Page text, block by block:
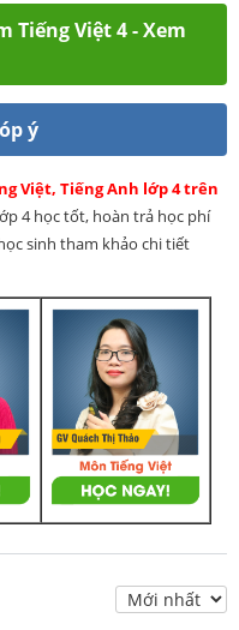
Tiếng Việt 4 - Xem
ý
Việt, Tiếng Anh lớp 4 trên
4 học tốt, hoàn trả học phí
sinh tham khảo chi tiết